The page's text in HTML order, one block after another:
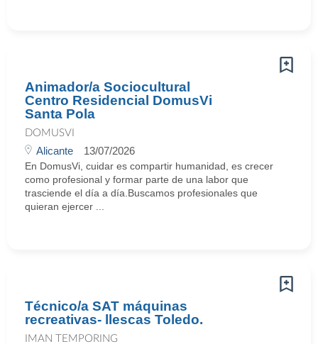
Animador/a Sociocultural
Centro Residencial DomusVi
Santa Pola
DOMUSVI
Alicante 13/07/2026
En DomusVi, cuidar es compartir humanidad, es crecer
como profesional y formar parte de una labor que
trasciende el día a día.Buscamos profesionales que
quieran ejercer ...
Técnico/a SAT máquinas
recreativas- llescas Toledo.
IMAN TEMPORING